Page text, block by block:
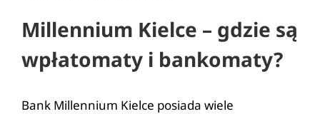
Millennium Kielce – gdzie są
wpłatomaty i bankomaty?
Bank Millennium Kielce posiada wiele